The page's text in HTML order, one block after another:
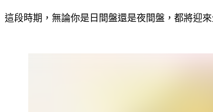
這段時期，無論你是日間盤還是夜間盤，都將迎